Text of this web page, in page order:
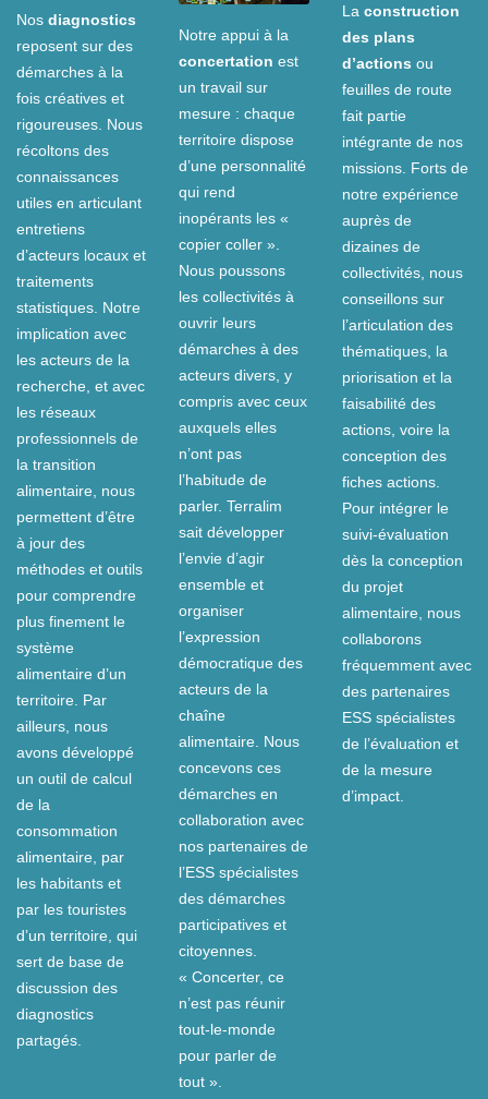
Nos diagnostics
reposent sur des
démarches à la
fois créatives et
rigoureuses. Nous
récoltons des
connaissances
utiles en articulant
entretiens
d’acteurs locaux et
traitements
statistiques. Notre
implication avec
les acteurs de la
recherche, et avec
les réseaux
professionnels de
la transition
alimentaire, nous
permettent d’être
à jour des
méthodes et outils
pour comprendre
plus finement le
système
alimentaire d’un
territoire. Par
ailleurs, nous
avons développé
un outil de calcul
de la
consommation
alimentaire, par
les habitants et
par les touristes
d’un territoire, qui
sert de base de
discussion des
diagnostics
partagés.
Notre appui à la
concertation est
un travail sur
mesure : chaque
territoire dispose
d’une personnalité
qui rend
inopérants les «
copier coller ».
Nous poussons
les collectivités à
ouvrir leurs
démarches à des
acteurs divers, y
compris avec ceux
auxquels elles
n’ont pas
l’habitude de
parler. Terralim
sait développer
l’envie d’agir
ensemble et
organiser
l’expression
démocratique des
acteurs de la
chaîne
alimentaire. Nous
concevons ces
démarches en
collaboration avec
nos partenaires de
l’ESS spécialistes
des démarches
participatives et
citoyennes.
« Concerter, ce
n’est pas réunir
tout-le-monde
pour parler de
tout ».
La construction
des plans
d’actions ou
feuilles de route
fait partie
intégrante de nos
missions. Forts de
notre expérience
auprès de
dizaines de
collectivités, nous
conseillons sur
l’articulation des
thématiques, la
priorisation et la
faisabilité des
actions, voire la
conception des
fiches actions.
Pour intégrer le
suivi-évaluation
dès la conception
du projet
alimentaire, nous
collaborons
fréquemment avec
des partenaires
ESS spécialistes
de l’évaluation et
de la mesure
d’impact.